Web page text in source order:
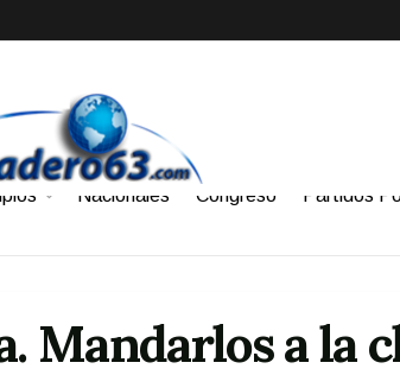
Nacionales Congreso Partidos
Mandarlos a la